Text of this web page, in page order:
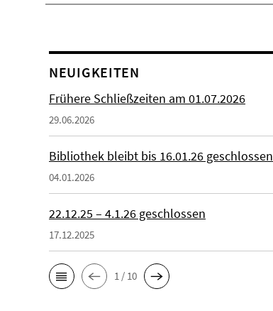
NEUIGKEITEN
Frühere Schließzeiten am 01.07.2026
29.06.2026
Bibliothek bleibt bis 16.01.26 geschlossen
04.01.2026
22.12.25 – 4.1.26 geschlossen
17.12.2025
1 / 10